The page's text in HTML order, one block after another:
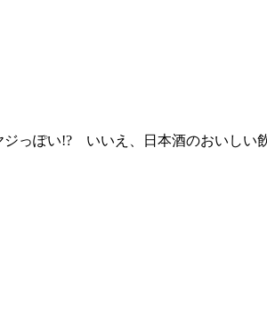
っぽい!? いいえ、日本酒のおいしい